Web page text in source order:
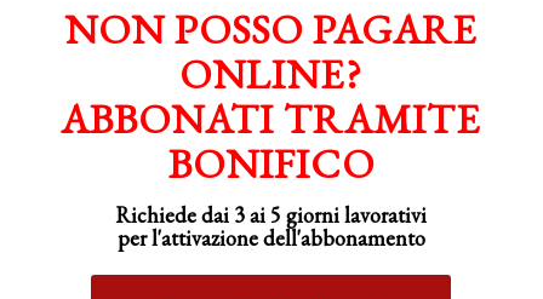
NON POSSO PAGARE
ONLINE?
ABBONATI TRAMITE
BONIFICO
Richiede dai 3 ai 5 giorni lavorativi
perl'attivazionedell'abbonamento